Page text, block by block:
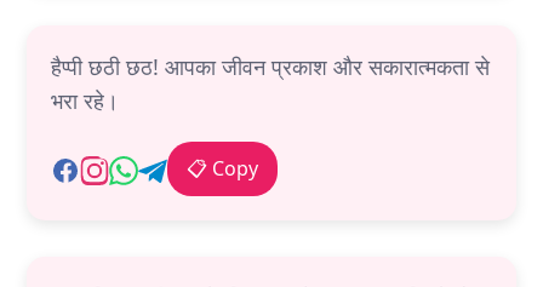
हैप्पी छठी छठ! आपका जीवन प्रकाश और सकारात्मकता से
भरा रहे।
📋 Copy